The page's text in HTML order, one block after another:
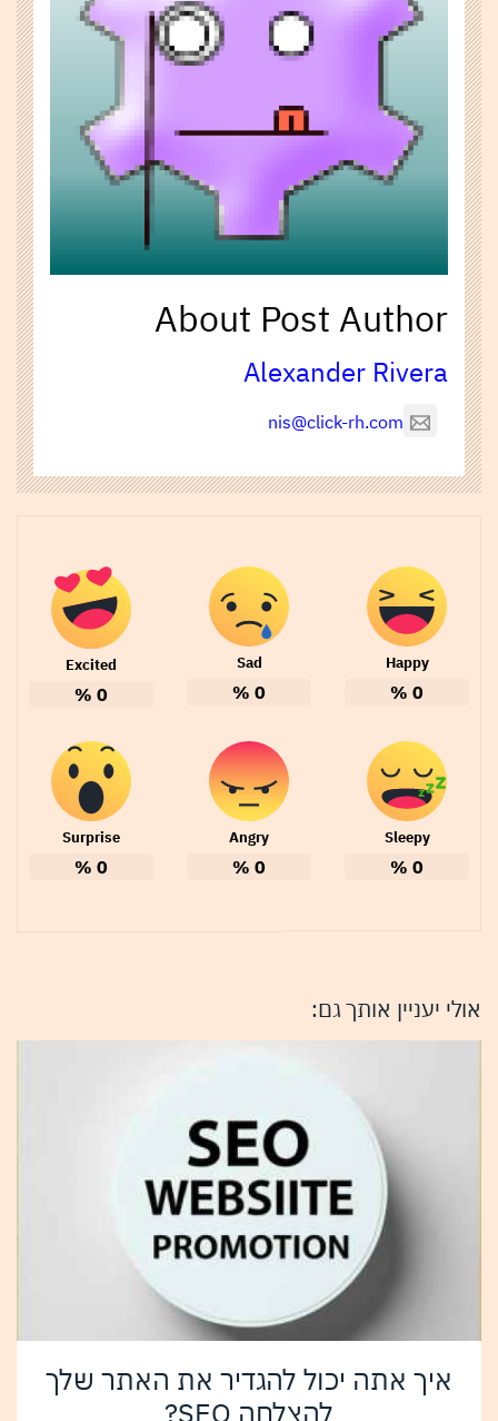
About Post Author
Alexander Rivera
nis@click-rh.com
Happy
0
%
Sad
0
%
Excited
0
%
Sleepy
0
%
Angry
0
%
Surprise
0
%
אולי יעניין אותך גם:
איך אתה יכול להגדיר את האתר שלך
להצלחה SEO?